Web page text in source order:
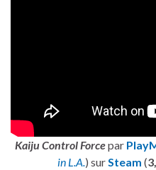
Kaiju Control Forcepar
in L.A.) surSteam (